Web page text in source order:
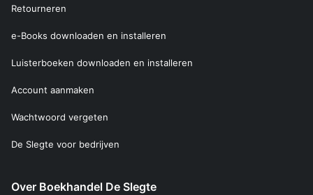
Retourneren
e-Books downloaden en installeren
Luisterboeken downloaden en installeren
Account aanmaken
Wachtwoord vergeten
De Slegte voor bedrijven
Over Boekhandel De Slegte